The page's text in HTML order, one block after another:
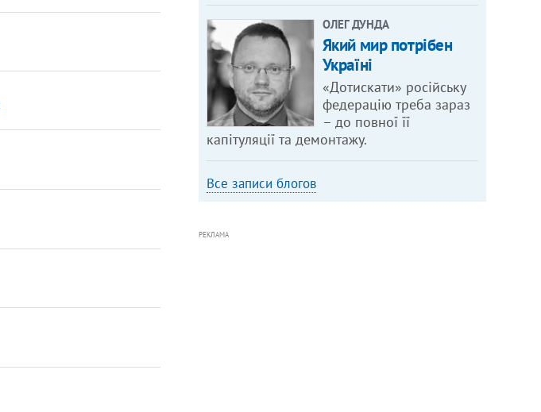
ОЛЕГ ДУНДА
Який мир потрібен
Україні
«Дотискати» російську
федерацію треба зараз
– до повної її
капітуляції та демонтажу.
Все записи блогов
РЕКЛАМА